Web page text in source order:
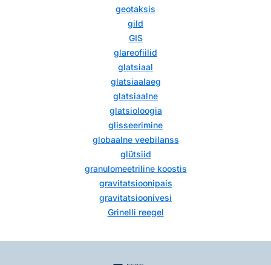
geotaksis
gild
GIS
glareofiilid
glatsiaal
glatsiaalaeg
glatsiaalne
glatsioloogia
glisseerimine
globaalne veebilanss
glütsiid
granulomeetriline koostis
gravitatsioonipais
gravitatsioonivesi
Grinelli reegel